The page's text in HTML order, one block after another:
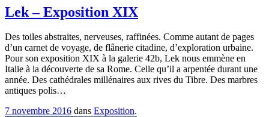
Lek – Exposition XIX
Des toiles abstraites, nerveuses, raffinées. Comme autant de pages
d’un carnet de voyage, de flânerie citadine, d’exploration urbaine.
Pour son exposition XIX à la galerie 42b, Lek nous emmène en
Italie à la découverte de sa Rome. Celle qu’il a arpentée durant une
année. Des cathédrales millénaires aux rives du Tibre. Des marbres
antiques polis…
7 novembre 2016 dans Exposition.